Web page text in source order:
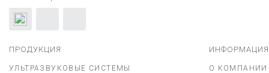
ПРОДУКЦИЯ
УЛЬТРАЗВУКОВЫЕ СИСТЕМЫ
ИНФОРМАЦИЯ
О КОМПАНИИ